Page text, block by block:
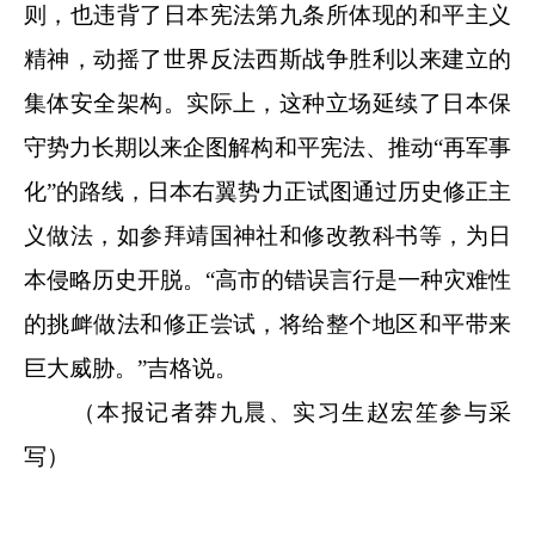
则，也违背了日本宪法第九条所体现的和平主义
精神，动摇了世界反法西斯战争胜利以来建立的
集体安全架构。实际上，这种立场延续了日本保
守势力长期以来企图解构和平宪法、推动“再军事
化”的路线，日本右翼势力正试图通过历史修正主
义做法，如参拜靖国神社和修改教科书等，为日
本侵略历史开脱。“高市的错误言行是一种灾难性
的挑衅做法和修正尝试，将给整个地区和平带来
巨大威胁。”吉格说。
（本报记者莽九晨、实习生赵宏笙参与采
写）